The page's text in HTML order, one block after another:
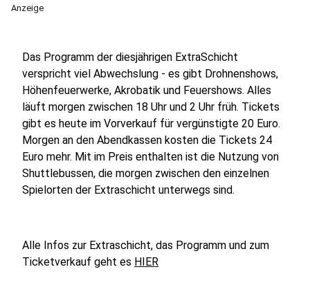
Anzeige
Das Programm der diesjährigen ExtraSchicht
verspricht viel Abwechslung - es gibt Drohnenshows,
Höhenfeuerwerke, Akrobatik und Feuershows. Alles
läuft morgen zwischen 18 Uhr und 2 Uhr früh. Tickets
gibt es heute im Vorverkauf für vergünstigte 20 Euro.
Morgen an den Abendkassen kosten die Tickets 24
Euro mehr. Mit im Preis enthalten ist die Nutzung von
Shuttlebussen, die morgen zwischen den einzelnen
Spielorten der Extraschicht unterwegs sind.
Alle Infos zur Extraschicht, das Programm und zum
Ticketverkauf geht es HIER